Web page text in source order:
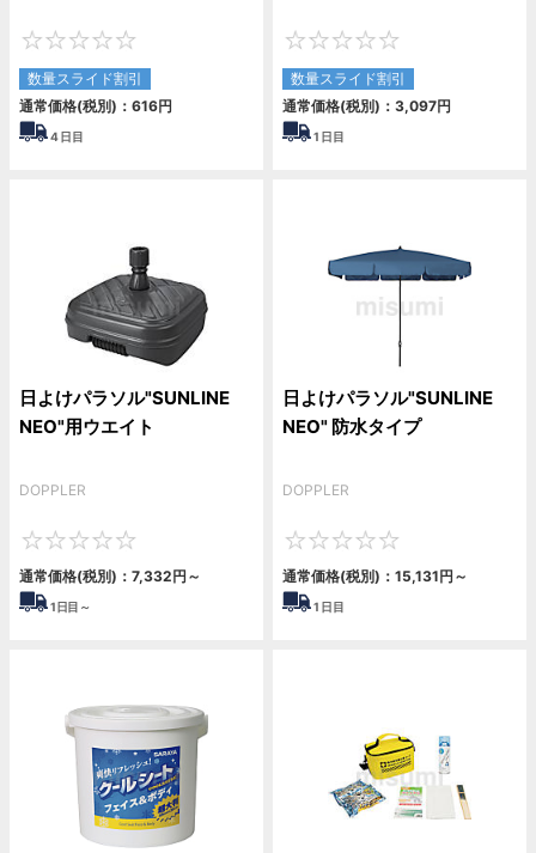
数量スライド割引
通常価格(税別)： 616円
4日目
数量スライド割引
通常価格(税別)： 3,097円
1 日目
日よけパラソル"SUNLINE
NEO"用ウエイト
DOPPLER
通常価格(税別)： 7,332円 ～
1日目～
日よけパラソル"SUNLINE
NEO" 防水タイプ
DOPPLER
通常価格(税別)： 15,131円 ～
1 日目